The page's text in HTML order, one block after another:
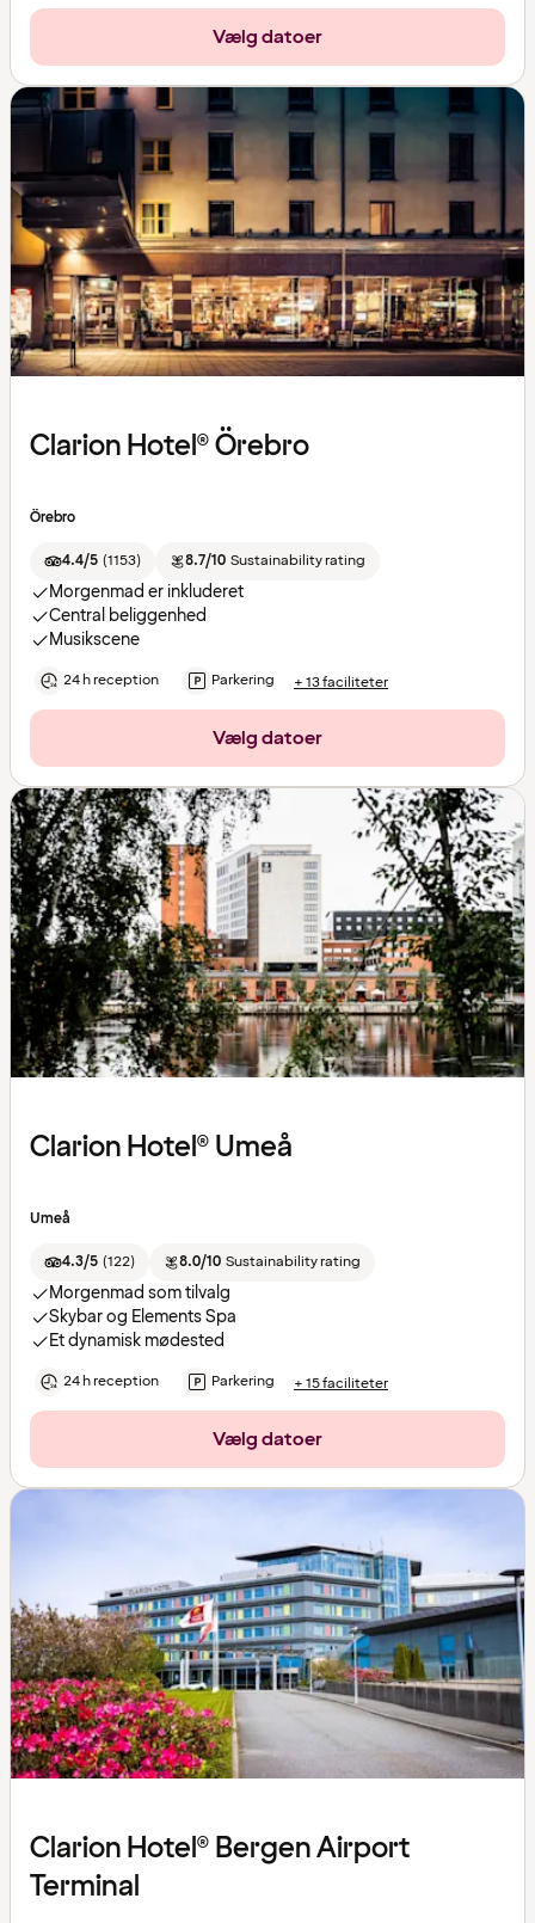
Vælg datoer
Clarion Hotel® Örebro
Örebro
4.4/5 (1153) 8.7/10 Sustainability rating
Morgenmad er inkluderet
Central beliggenhed
Musikscene
24 h reception Parkering + 13 faciliteter
Vælg datoer
Clarion Hotel® Umeå
Umeå
4.3/5 (122) 8.0/10 Sustainability rating
Morgenmad som tilvalg
Skybar og Elements Spa
Et dynamisk mødested
24 h reception Parkering + 15 faciliteter
Vælg datoer
Clarion Hotel® Bergen Airport
Terminal